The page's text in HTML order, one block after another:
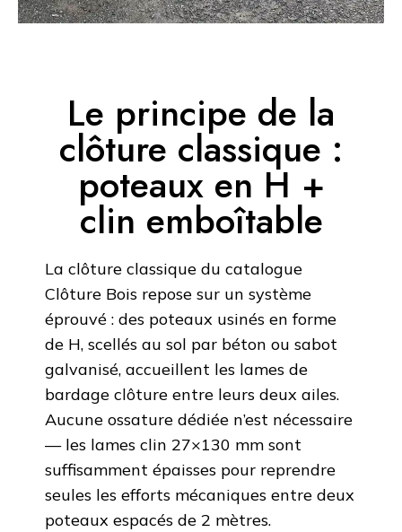
Le principe de la
clôture classique :
poteaux en H +
clin emboîtable
La clôture classique du catalogue
Clôture Bois repose sur un système
éprouvé : des poteaux usinés en forme
de H, scellés au sol par béton ou sabot
galvanisé, accueillent les lames de
bardage clôture entre leurs deux ailes.
Aucune ossature dédiée n’est nécessaire
— les lames clin 27×130 mm sont
suffisamment épaisses pour reprendre
seules les efforts mécaniques entre deux
poteaux espacés de 2 mètres.